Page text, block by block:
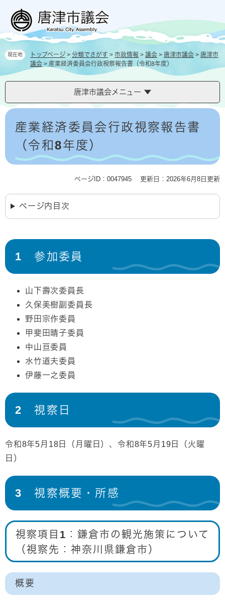
の
頭
ー
飛
本
文
現在地 トップページ > 分類でさがす > 市政情報 > 議会 > 唐津市議会 > 唐津市
議会 > 産業経済委員会行政視察報告書（令和8年度）
唐津市議会メニュー
本
産業経済委員会行政視察報告書
（令和8年度）
ページID：0047945 更新日：2026年6月8日更新
ページ内目次
1 参加委員
山下壽次委員長
久保美樹副委員長
野田宗作委員
甲斐田晴子委員
中山亘委員
水竹道夫委員
伊藤一之委員
2 視察日
令和8年5月18日（月曜日）、令和8年5月19日（火曜
日）
3 視察概要・所感
視察項目1：鎌倉市の観光施策について
（視察先：神奈川県鎌倉市）
概要